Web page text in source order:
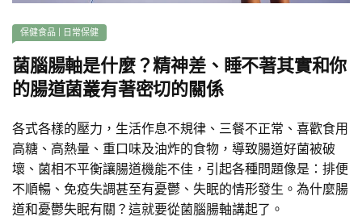
保健食品 日常保健
菌腦腸軸是什麼？精神差、睡不著其實和你
的腸道菌叢有著密切的關係
各式各樣的壓力，生活作息不規律、三餐不正常、喜歡食用
高糖、高熱量、重口味及油炸的食物，導致腸道好菌被破
壞、菌相不平衡讓腸道機能不佳，引起各種問題像是：排便
不順暢、免疫失調甚至有憂鬱、失眠的情形發生。為什麼腸
道和憂鬱失眠有關？這就要從菌腦腸軸講起了。